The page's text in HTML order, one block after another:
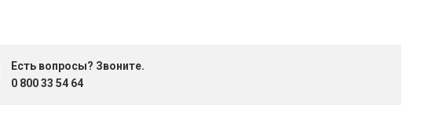
Есть вопросы? Звоните.
0 800 33 54 64